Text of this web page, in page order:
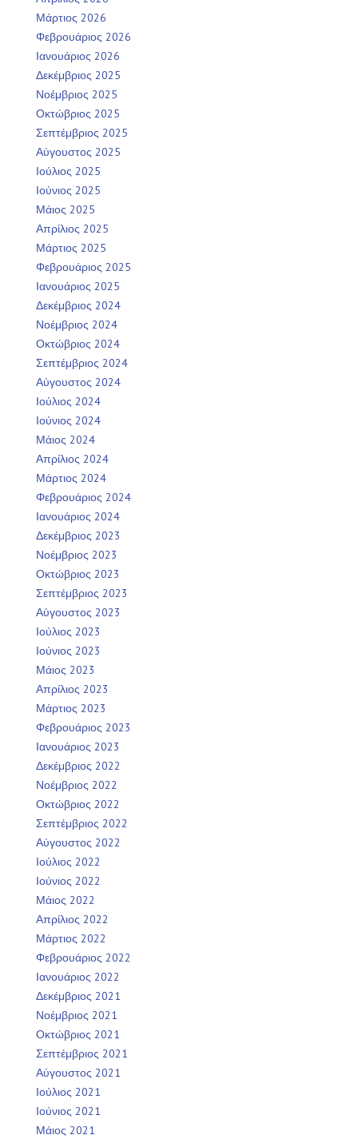
Μάρτιος 2026
Φεβρουάριος 2026
Ιανουάριος 2026
Δεκέμβριος 2025
Νοέμβριος 2025
Οκτώβριος 2025
Σεπτέμβριος 2025
Αύγουστος 2025
Ιούλιος 2025
Ιούνιος 2025
Μάιος 2025
Απρίλιος 2025
Μάρτιος 2025
Φεβρουάριος 2025
Ιανουάριος 2025
Δεκέμβριος 2024
Νοέμβριος 2024
Οκτώβριος 2024
Σεπτέμβριος 2024
Αύγουστος 2024
Ιούλιος 2024
Ιούνιος 2024
Μάιος 2024
Απρίλιος 2024
Μάρτιος 2024
Φεβρουάριος 2024
Ιανουάριος 2024
Δεκέμβριος 2023
Νοέμβριος 2023
Οκτώβριος 2023
Σεπτέμβριος 2023
Αύγουστος 2023
Ιούλιος 2023
Ιούνιος 2023
Μάιος 2023
Απρίλιος 2023
Μάρτιος 2023
Φεβρουάριος 2023
Ιανουάριος 2023
Δεκέμβριος 2022
Νοέμβριος 2022
Οκτώβριος 2022
Σεπτέμβριος 2022
Αύγουστος 2022
Ιούλιος 2022
Ιούνιος 2022
Μάιος 2022
Απρίλιος 2022
Μάρτιος 2022
Φεβρουάριος 2022
Ιανουάριος 2022
Δεκέμβριος 2021
Νοέμβριος 2021
Οκτώβριος 2021
Σεπτέμβριος 2021
Αύγουστος 2021
Ιούλιος 2021
Ιούνιος 2021
Μάιος 2021